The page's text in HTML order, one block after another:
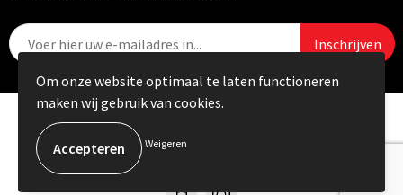
© Copyright Carebo 2026
Om onze website optimaal te laten functioneren
maken wij gebruik van cookies.
Weigeren